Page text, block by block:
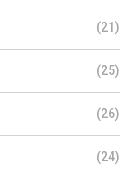
(21)
(25)
(26)
(24)